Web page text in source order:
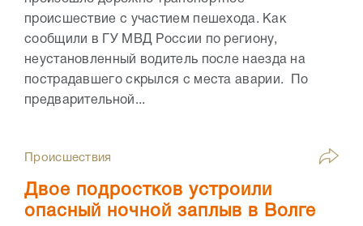
происшествие с участием пешехода. Как
сообщили в ГУ МВД России по региону,
неустановленный водитель после наезда на
пострадавшего скрылся с места аварии. По
предварительной...
Происшествия
Двое подростков устроили
опасный ночной заплыв в Волге